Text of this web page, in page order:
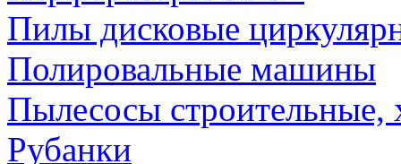
Пилы дисковые
Полировальные машины
Пылесосы строительные,
Рубанки